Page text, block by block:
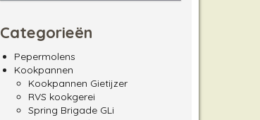
Categorieën
Pepermolens
Kookpannen
Kookpannen Gietijzer
RVS kookgerei
Spring Brigade GLi